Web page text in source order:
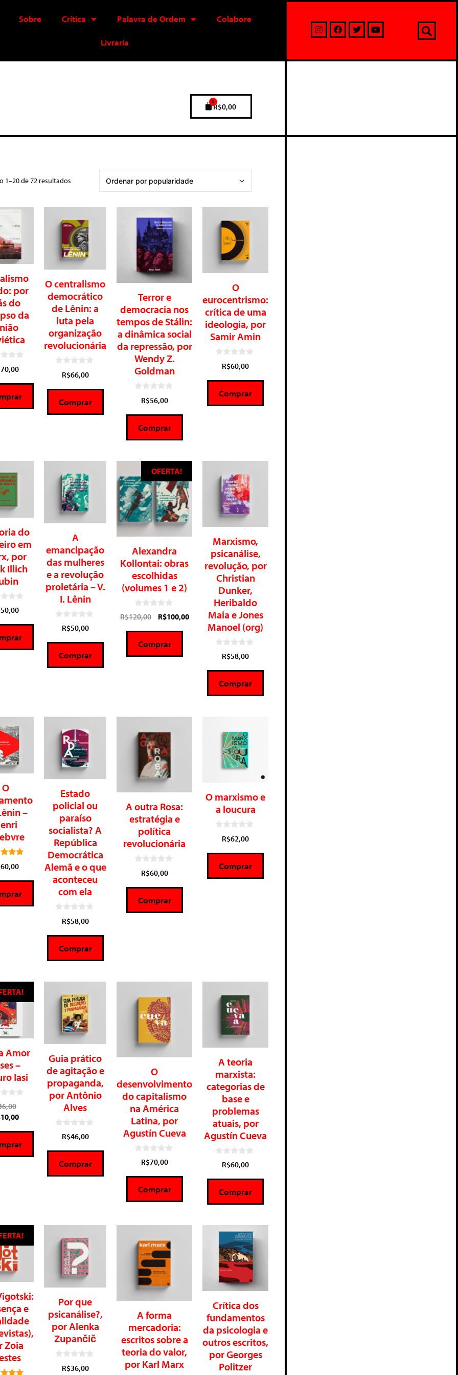
Sobre Crítica Palavra de Ordem Colabore
Livraria
R$0,00
0
1–20 de 72 resultados
por
do
da
70,00
O centralismo
democrático
de Lênin: a
luta pela
organização
revolucionária
5
R$66,00
Comprar
Terror e
democracia nos
tempos de Stálin:
a dinâmica social
da repressão, por
Wendy Z.
Goldman
5
R$56,00
Comprar
O
eurocentrismo:
crítica de uma
ideologia, por
Samir Amin
5
R$60,00
Comprar
do
em
por
Illich
50,00
A
emancipação
das mulheres
e a revolução
proletária – V.
I. Lênin
5
R$50,00
Comprar
OFERTA!
Alexandra
Kollontai: obras
escolhidas
(volumes 1 e 2)
0
d
5
R$120,00 R$100,00
Comprar
Marxismo,
psicanálise,
revolução, por
Christian
Dunker,
Heribaldo
Maia e Jones
Manoel (org)
5
R$58,00
Comprar
O
–
5
60,00
Estado
policial ou
paraíso
socialista? A
República
Democrática
Alemã e o que
aconteceu
com ela
5
R$58,00
Comprar
A outra Rosa:
estratégia e
política
revolucionária
5
R$60,00
Comprar
O marxismo e
a loucura
5
R$62,00
Comprar
Amor
–
Iasi
10,00
Guia prático
de agitação e
propaganda,
por Antônio
Alves
5
R$46,00
Comprar
O
desenvolvimento
do capitalismo
na América
Latina, por
Agustín Cueva
5
R$70,00
Comprar
A teoria
marxista:
categorias de
base e
problemas
atuais, por
Agustín Cueva
5
R$60,00
Comprar
e
Zoia
Por que
psicanálise?,
por Alenka
Zupančič
R$36,00
A forma
mercadoria:
escritos sobre a
teoria do valor,
por Karl Marx
Crítica dos
fundamentos
da psicologia e
outros escritos,
por Georges
Politzer